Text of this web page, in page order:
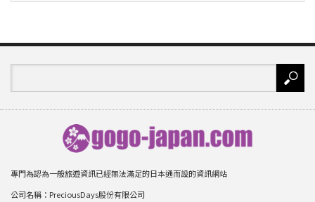
專門為認為一般旅遊資訊已經無法滿足的日本通而設的資訊網站
公司名稱：PreciousDays股份有限公司